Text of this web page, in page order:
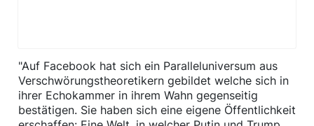
"Auf Facebook hat sich ein Paralleluniversum aus
Verschwörungstheoretikern gebildet welche sich in
ihrer Echokammer in ihrem Wahn gegenseitig
bestätigen. Sie haben sich eine eigene Öffentlichkeit